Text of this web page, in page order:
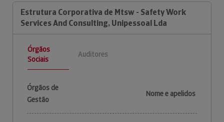
Estrutura Corporativa de Mtsw - Safety Work
Services And Consulting, Unipessoal Lda
Órgãos
Sociais
Auditores
Órgãos de
Gestão
Nome e apelidos